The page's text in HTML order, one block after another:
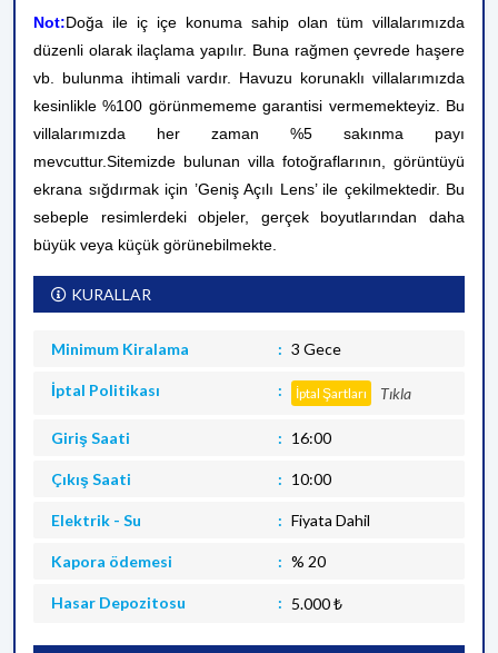
Not:Doğa ile iç içe konuma sahip olan tüm villalarımızda
düzenli olarak ilaçlama yapılır. Buna rağmen çevrede haşere
vb. bulunma ihtimali vardır. Havuzu korunaklı villalarımızda
kesinlikle %100 görünmememe garantisi vermemekteyiz. Bu
villalarımızda her zaman %5 sakınma payı
mevcuttur.Sitemizde bulunan villa fotoğraflarının, görüntüyü
ekrana sığdırmak için ’Geniş Açılı Lens’ ile çekilmektedir. Bu
sebeple resimlerdeki objeler, gerçek boyutlarından daha
büyük veya küçük görünebilmekte.
KURALLAR
Minimum Kiralama 3 Gece
İptal Politikası İptal Şartları Tıkla
Giriş Saati 16:00
Çıkış Saati 10:00
Elektrik - Su Fiyata Dahil
Kapora ödemesi % 20
Hasar Depozitosu 5.000 ₺